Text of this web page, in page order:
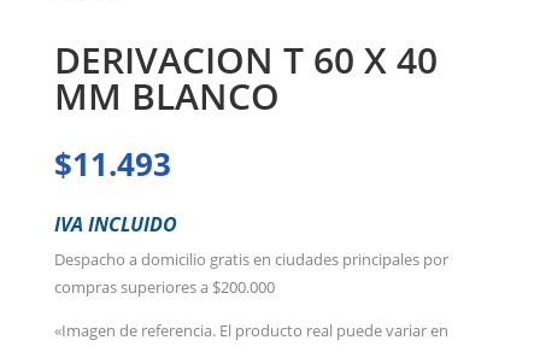
DERIVACION T 60 X 40
MM BLANCO
$11.493
IVA INCLUIDO
Despacho a domicilio gratis en ciudades principales por
compras superiores a $200.000
«Imagen de referencia. El producto real puede variar en